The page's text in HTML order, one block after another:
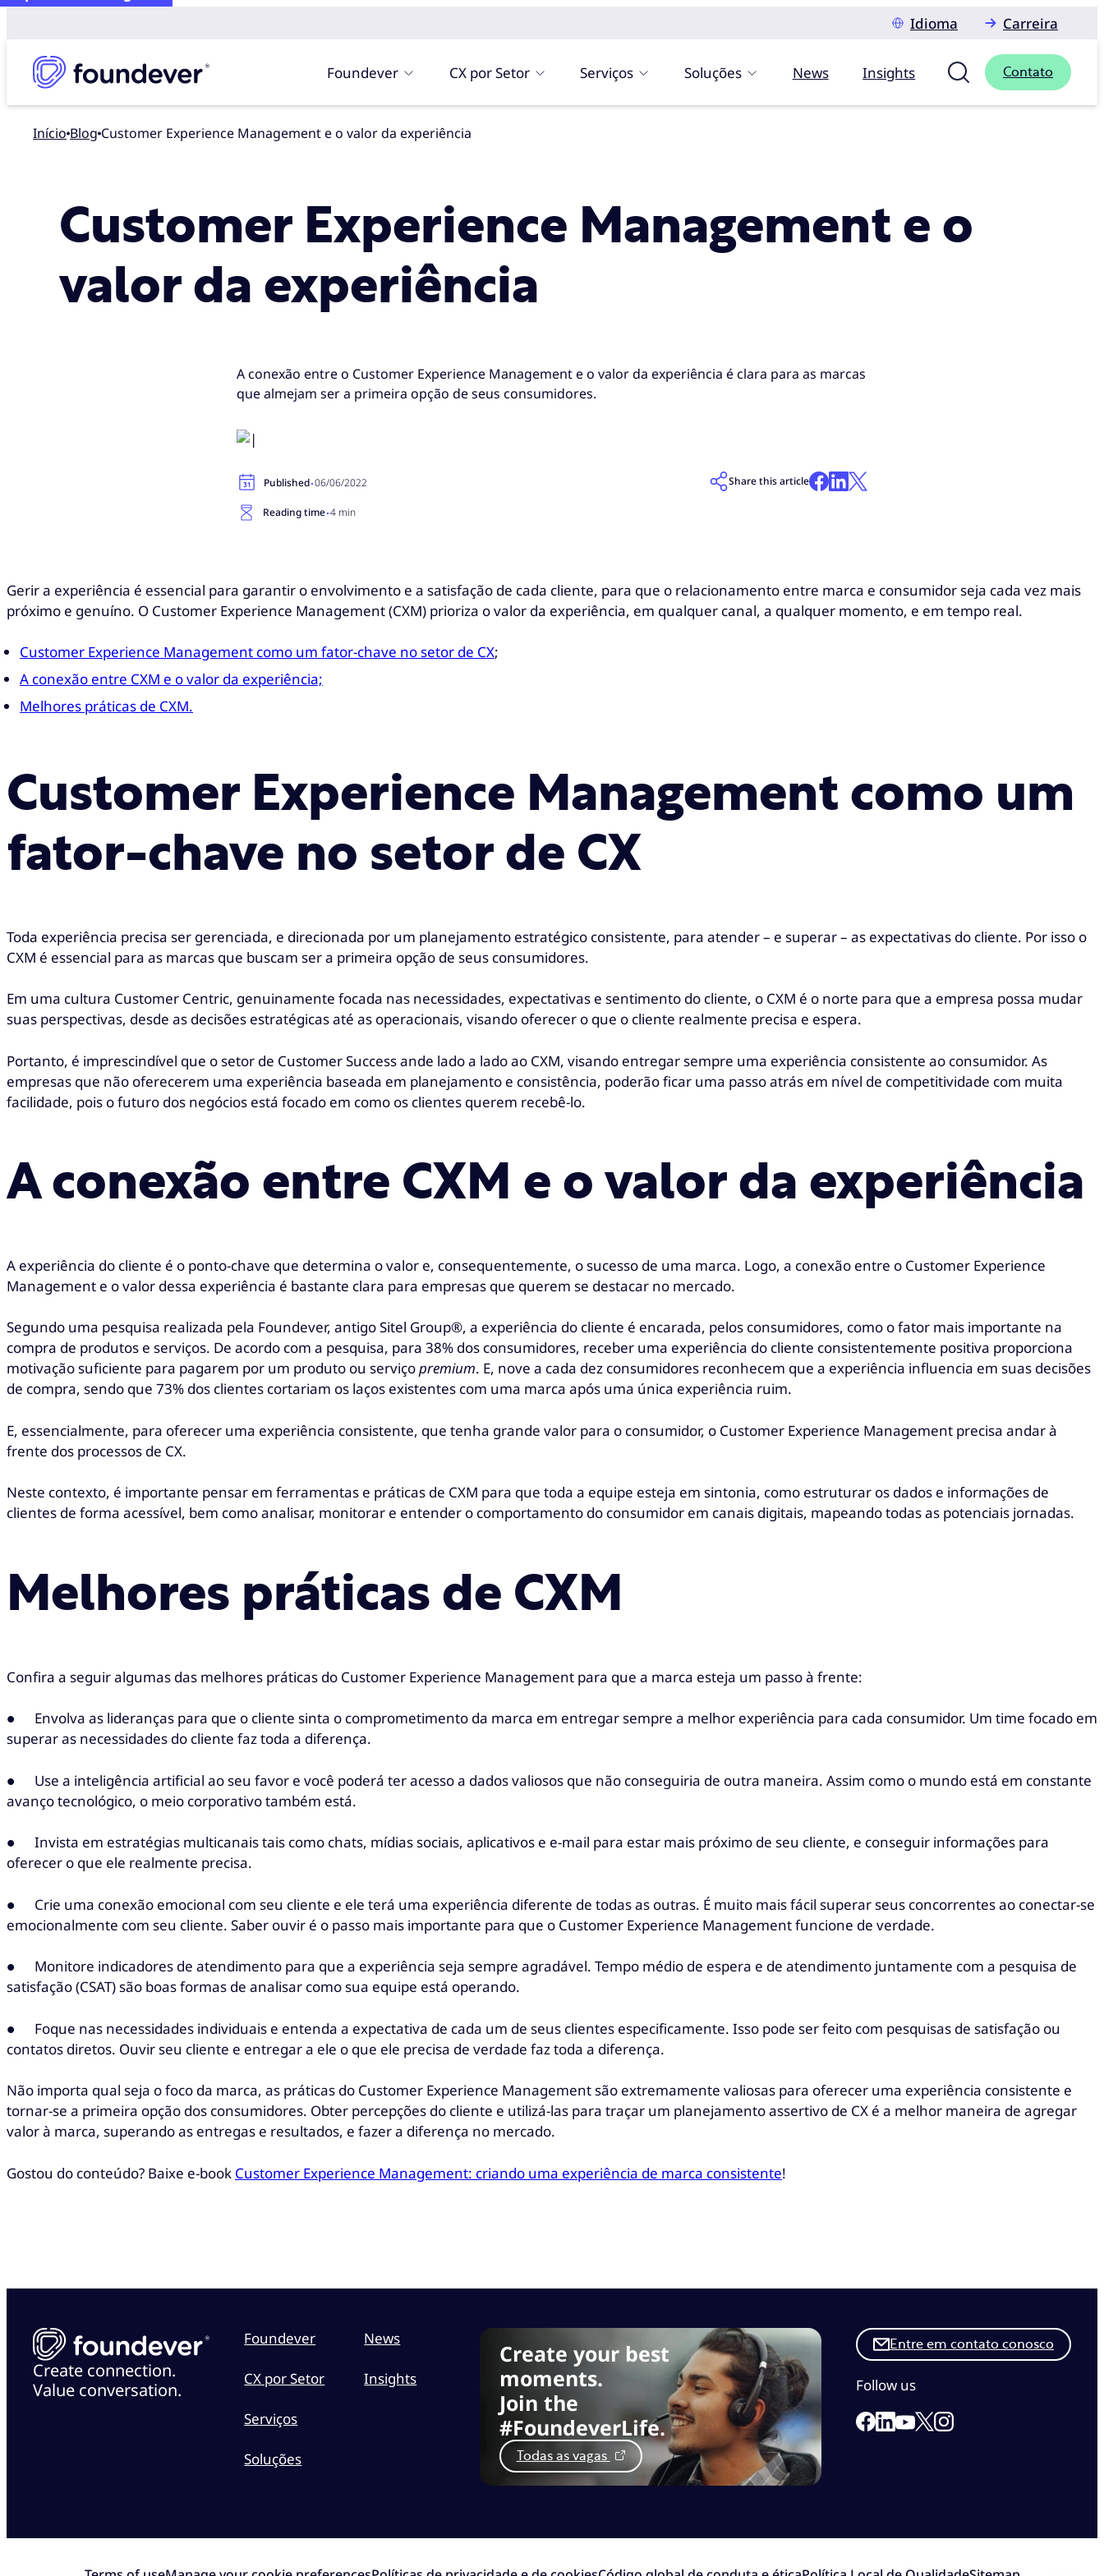
Idioma
Carreira
Foundever CX por Setor Serviços Soluções News Insights Contato
Início blog Customer Experience Management e o valor da experiência
Customer Experience Management e o
valor da experiência
A conexão entre o Customer Experience Management e o valor da experiência é clara para as marcas
que almejam ser a primeira opção de seus consumidores.
Published·06/06/2022
Reading time·4 min
Share this article
Gerir a experiência é essencial para garantir o envolvimento e a satisfação de cada cliente, para que o relacionamento entre marca e consumidor seja cada vez mais
próximo e genuíno. O Customer Experience Management (CXM) prioriza o valor da experiência, em qualquer canal, a qualquer momento, e em tempo real.
Customer Experience Management como um fator-chave no setor de CX;
A conexão entre CXM e o valor da experiência;
Melhores práticas de CXM.
Customer Experience Management como um
fator-chave no setor de CX
Toda experiência precisa ser gerenciada, e direcionada por um planejamento estratégico consistente, para atender – e superar – as expectativas do cliente. Por isso o
CXM é essencial para as marcas que buscam ser a primeira opção de seus consumidores.
Em uma cultura Customer Centric, genuinamente focada nas necessidades, expectativas e sentimento do cliente, o CXM é o norte para que a empresa possa mudar
suas perspectivas, desde as decisões estratégicas até as operacionais, visando oferecer o que o cliente realmente precisa e espera.
Portanto, é imprescindível que o setor de Customer Success ande lado a lado ao CXM, visando entregar sempre uma experiência consistente ao consumidor. As
empresas que não oferecerem uma experiência baseada em planejamento e consistência, poderão ficar uma passo atrás em nível de competitividade com muita
facilidade, pois o futuro dos negócios está focado em como os clientes querem recebê-lo.
A conexão entre CXM e o valor da experiência
A experiência do cliente é o ponto-chave que determina o valor e, consequentemente, o sucesso de uma marca. Logo, a conexão entre o Customer Experience
Management e o valor dessa experiência é bastante clara para empresas que querem se destacar no mercado.
Segundo uma pesquisa realizada pela Foundever, antigo Sitel Group®, a experiência do cliente é encarada, pelos consumidores, como o fator mais importante na
compra de produtos e serviços. De acordo com a pesquisa, para 38% dos consumidores, receber uma experiência do cliente consistentemente positiva proporciona
motivação suficiente para pagarem por um produto ou serviçopremium. E, nove a cada dez consumidores reconhecem que a experiência influencia em suas decisões
de compra, sendo que 73% dos clientes cortariam os laços existentes com uma marca após uma única experiência ruim.
E, essencialmente, para oferecer uma experiência consistente, que tenha grande valor para o consumidor, o Customer Experience Management precisa andar à
frente dos processos de CX.
Neste contexto, é importante pensar em ferramentas e práticas de CXM para que toda a equipe esteja em sintonia, como estruturar os dados e informações de
clientes de forma acessível, bem como analisar, monitorar e entender o comportamento do consumidor em canais digitais, mapeando todas as potenciais jornadas.
Melhores práticas de CXM
Confira a seguir algumas das melhores práticas do Customer Experience Management para que a marca esteja um passo à frente:
● Envolva as lideranças para que o cliente sinta o comprometimento da marca em entregar sempre a melhor experiência para cada consumidor. Um time focado em
superar as necessidades do cliente faz toda a diferença.
● Use a inteligência artificial ao seu favor e você poderá ter acesso a dados valiosos que não conseguiria de outra maneira. Assim como o mundo está em constante
avanço tecnológico, o meio corporativo também está.
● Invista em estratégias multicanais tais como chats, mídias sociais, aplicativos e e-mail para estar mais próximo de seu cliente, e conseguir informações para
oferecer o que ele realmente precisa.
● Crie uma conexão emocional com seu cliente e ele terá uma experiência diferente de todas as outras. É muito mais fácil superar seus concorrentes ao conectar-se
emocionalmente com seu cliente. Saber ouvir é o passo mais importante para que o Customer Experience Management funcione de verdade.
● Monitore indicadores de atendimento para que a experiência seja sempre agradável. Tempo médio de espera e de atendimento juntamente com a pesquisa de
satisfação (CSAT) são boas formas de analisar como sua equipe está operando.
● Foque nas necessidades individuais e entenda a expectativa de cada um de seus clientes especificamente. Isso pode ser feito com pesquisas de satisfação ou
contatos diretos. Ouvir seu cliente e entregar a ele o que ele precisa de verdade faz toda a diferença.
Não importa qual seja o foco da marca, as práticas do Customer Experience Management são extremamente valiosas para oferecer uma experiência consistente e
tornar-se a primeira opção dos consumidores. Obter percepções do cliente e utilizá-las para traçar um planejamento assertivo de CX é a melhor maneira de agregar
valor à marca, superando as entregas e resultados, e fazer a diferença no mercado.
Gostou do conteúdo? Baixe e-book Customer Experience Management: criando uma experiência de marca consistente!
Create connection.
Value conversation.
Foundever
CX por Setor
Serviços
Soluções
News
Insights
Create your best
moments.
Join the
#FoundeverLife.
Todas as vagas
Entre em contato conosco
Follow us
Link to our Facebook page
Link to our Linkedin page
Link to our Youtube page
Link to our X page
Link to our Instagram